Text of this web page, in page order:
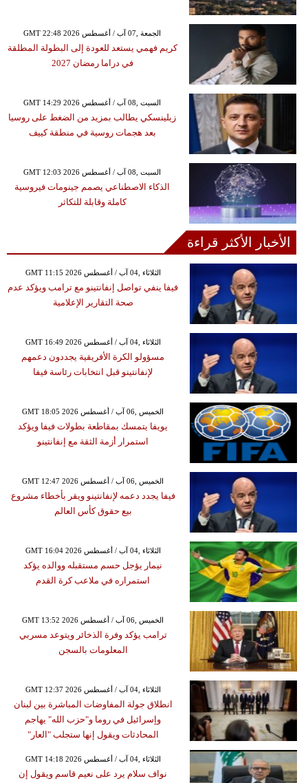
GMT 22:48 2026 الجمعة ,07 آب / أغسطس
كريم فهمي يستعد للعودة إلى البطولة المطلقة
في دراما رمضان 2027
GMT 14:29 2026 السبت ,08 آب / أغسطس
زيلينسكي يطالب بمزيد من الضغط على روسيا
بعد هجمات روسية في منطقة كييف
GMT 12:03 2026 السبت ,08 آب / أغسطس
الذكاء الاصطناعي يصمم جينومات فيروسية
كاملة وقابلة للتكاثر
الأخبار الأكثر قراءة
GMT 11:15 2026 الثلاثاء ,04 آب / أغسطس
فيفا ينفي تواصل إنفانتينو مع ترامب ويؤكد عدم
صحة التقارير الإعلامية
GMT 16:49 2026 الثلاثاء ,04 آب / أغسطس
مسؤولو الكرة الأفريقية يجددون دعمهم
لإنفانتينو قبل انتخابات رئاسة فيفا
GMT 18:05 2026 الخميس ,06 آب / أغسطس
يويفا يتمسك بمقاطعة بطولات فيفا ويؤكد
استمرار أزمة الثقة مع إنفانتينو
GMT 12:47 2026 الخميس ,06 آب / أغسطس
فيفا يجدد دعمه لإنفانتينو ويقر بأخطاء مشروع
بيع حقوق كأس العالم
GMT 16:04 2026 الثلاثاء ,04 آب / أغسطس
نيمار يؤجل حسم مستقبله ووالده يؤكد
استمراره في ملاعب كرة القدم
GMT 13:52 2026 الخميس ,06 آب / أغسطس
ترامب يؤكد وفرة الذخائر ويتوعد مسربي
المعلومات بالسجن
GMT 12:37 2026 الثلاثاء ,04 آب / أغسطس
انطلاق جولة المفاوضات المباشرة بين لبنان
وإسرائيل في روما و"حزب الله" يهاجم
المحادثات ويقول إنها ستجلب "العار"
GMT 14:18 2026 الثلاثاء ,04 آب / أغسطس
نواف سلام يرد على نعيم قاسم ويقول إن